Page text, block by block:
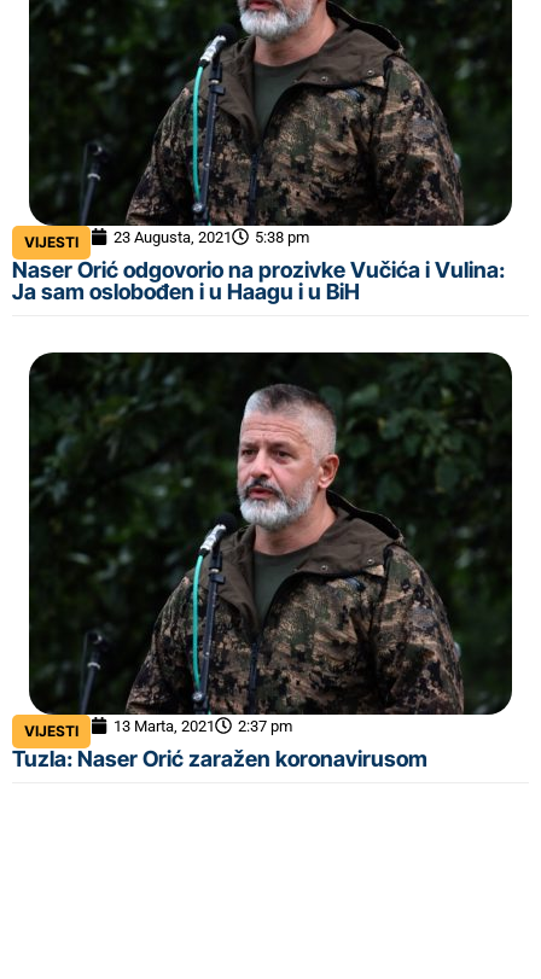
VIJESTI 23 Augusta, 2021 5:38 pm
Naser Orić odgovorio na prozivke Vučića i Vulina:
Ja sam oslobođen i u Haagu i u BiH
VIJESTI 13 Marta, 2021 2:37 pm
Tuzla: Naser Orić zaražen koronavirusom